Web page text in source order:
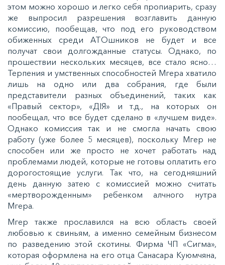
этом можно хорошо и легко себя пропиарить, сразу
же выпросил разрешения возглавить данную
комиссию, пообещав, что под его руководством
обиженных среди АТОшников не будет и все
получат свои долгожданные статусы. Однако, по
прошествии нескольких месяцев, все стало ясно…
Терпения и умственных способностей Мгера хватило
лишь на одно или два собрания, где были
представители разных объединений, таких как
«Правый сектор», «ДІЯ» и т.д., на которых он
пообещал, что все будет сделано в «лучшем виде».
Однако комиссия так и не смогла начать свою
работу (уже более 5 месяцев), поскольку Мгер не
способен или же просто не хочет работать над
проблемами людей, которые не готовы оплатить его
дорогостоящие услуги. Так что, на сегодняшний
день данную затею с комиссией можно считать
«мертворожденным» ребенком алчного нутра
Мгера.
Мгер также прославился на всю область своей
любовью к свиньям, а именно семейным бизнесом
по разведению этой скотины. Фирма ЧП «Сигма»,
которая оформлена на его отца Санасара Куюмчяна,